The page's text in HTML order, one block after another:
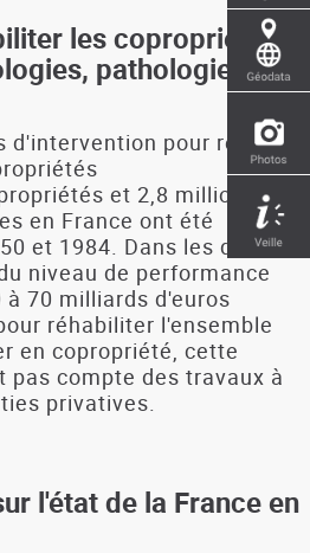
les copropriétés
pathologies,
pour rénover
et 2,8 millions de
en France ont été
et 1984. Dans les dix ans
niveau de performance
à 70 milliards d'euros
réhabiliter l'ensemble
en copropriété, cette
compte des travaux à
privatives.
l'état de la France en